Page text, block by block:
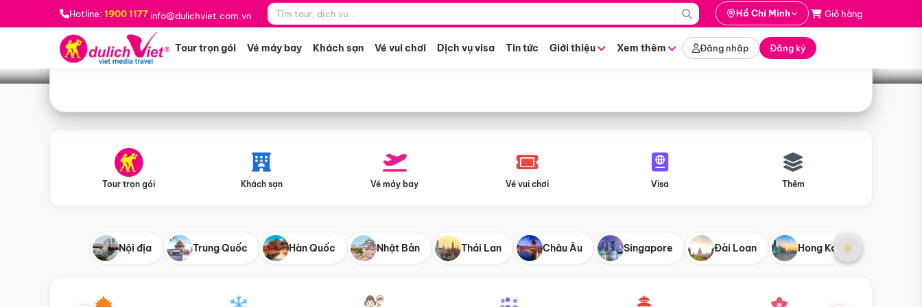
Hotline: 1900 1177 info@dulichviet.com.vn Hồ Chí Minh Giỏ hàng
Tour trọn gói Vé máy bay Khách sạn Vé vui chơi Dịch vụ visa Tin tức Giới thiệu Xem thêm Đăng nhập Đăng ký
Bạn muốn đi đâu? *
Tìm tour
Tour trọn gói Khách sạn Vé máy bay Vé vui chơi Visa Thêm
Nội địa Trung Quốc Hàn Quốc Nhật Bản Thái Lan Châu Âu Singapore Đài Loan Hong Kong